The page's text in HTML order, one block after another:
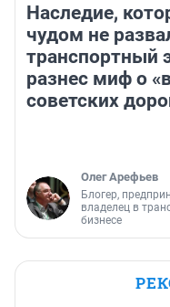
Наследие,
чудом не
транспортный
разнес миф о
советских
Олег Арефьев
Блогер,
владелец в
бизнесе